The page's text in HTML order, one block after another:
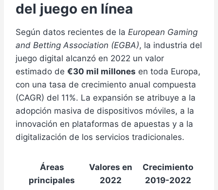
del juego en línea
Según datos recientes de la European Gaming
and Betting Association (EGBA), la industria del
juego digital alcanzó en 2022 un valor
estimado de €30 mil millones en toda Europa,
con una tasa de crecimiento anual compuesta
(CAGR) del 11%. La expansión se atribuye a la
adopción masiva de dispositivos móviles, a la
innovación en plataformas de apuestas y a la
digitalización de los servicios tradicionales.
Áreas
principales
Valores en
2022
Crecimiento
2019-2022